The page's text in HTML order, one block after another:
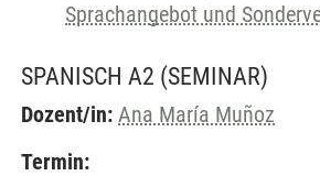
Sprachangebot und
SPANISCH A2 (SEMINAR)
Dozent/in: Ana María Muñoz
Termin: